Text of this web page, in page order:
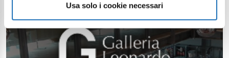
Usa solo i cookie necessari